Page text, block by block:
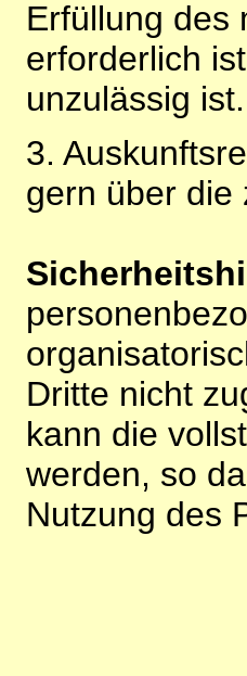
Erfüllung des
erforderlich
unzulässig ist.
3.
gern über die
Dritte nicht
kann die
werden, so
Nutzung des